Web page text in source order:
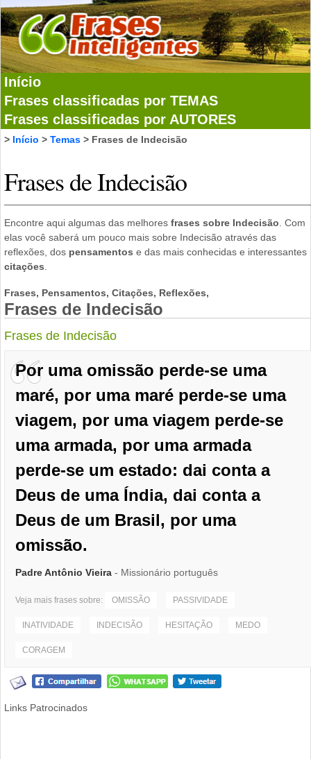
Início
Frases classificadas por TEMAS
Frases classificadas por AUTORES
> Início > Temas > Frases de Indecisão
Frases de Indecisão
Encontre aqui algumas das melhores frases sobre Indecisão . Com
elas você saberá um pouco mais sobre Indecisão através das
reflexões, dos pensamentos e das mais conhecidas e interessantes
citações
Frases, Pensamentos, Citações, Reflexões,
Frases de Indecisão
Frases de Indecisão
Por uma omissão perde-se uma
maré, por uma maré perde-se uma
viagem, por uma viagem perde-se
uma armada, por uma armada
perde-se um estado: dai conta a
Deus de uma Índia, dai conta a
Deus de um Brasil, por uma
omissão.
Padre Antônio Vieira - Missionário português
Veja mais frases sobre: OMISSÃO PASSIVIDADE
INATIVIDADE INDECISÃO HESITAÇÃO MEDO
CORAGEM
Links Patrocinados